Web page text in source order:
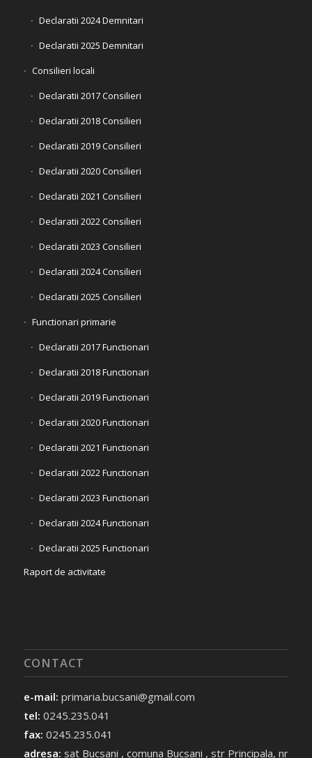
Declaratii 2024 Demnitari
Declaratii 2025 Demnitari
Consilieri locali
Declaratii 2017 Consilieri
Declaratii 2018 Consilieri
Declaratii 2019 Consilieri
Declaratii 2020 Consilieri
Declaratii 2021 Consilieri
Declaratii 2022 Consilieri
Declaratii 2023 Consilieri
Declaratii 2024 Consilieri
Declaratii 2025 Consilieri
Functionari primarie
Declaratii 2017 Functionari
Declaratii 2018 Functionari
Declaratii 2019 Functionari
Declaratii 2020 Functionari
Declaratii 2021 Functionari
Declaratii 2022 Functionari
Declaratii 2023 Functionari
Declaratii 2024 Functionari
Declaratii 2025 Functionari
Raport de activitate
CONTACT
e-mail: primaria.bucsani@gmail.com
tel: 0245.235.041
fax: 0245.235.041
adresa: sat Bucsani , comuna Bucsani , str Principala, nr